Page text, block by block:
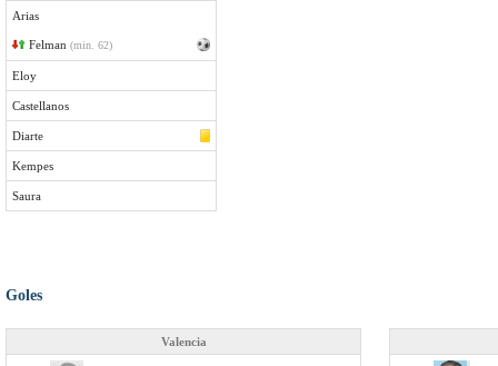
Arias
Felman (min. 62)
Eloy
Castellanos
Diarte
Kempes
Saura
Goles
Valencia